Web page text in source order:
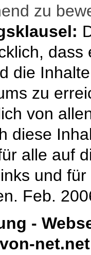
zu
die
zu
von
diese
alle auf
und
Feb.
-
von-net.net